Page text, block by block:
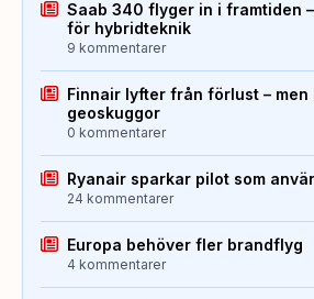
Saab 340 flyger in i framtiden
för hybridteknik
9 kommentarer
Finnair lyfter från förlust – men
geoskuggor
0 kommentarer
Ryanair sparkar pilot som
24 kommentarer
Europa behöver fler brandflyg
4 kommentarer